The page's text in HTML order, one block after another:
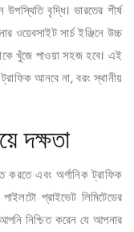
বৃদ্ধি। ভারতের শীর্ষ
সার্চ ইঞ্জিনে উচ্চ
খুঁজে পাওয়া সহজ হবে। এই
আনবে না, বরং স্থানীয়
দক্ষতা
করতে এবং অর্গানিক ট্রাফিক
প্রাইভেট লিমিটেডের
নিশ্চিত করেন যে আপনার